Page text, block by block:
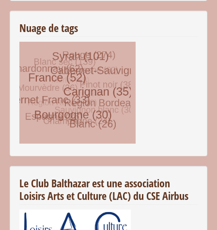
Nuage de tags
Le Club Balthazar est une association
Loisirs Arts et Culture (LAC) du CSE Airbus